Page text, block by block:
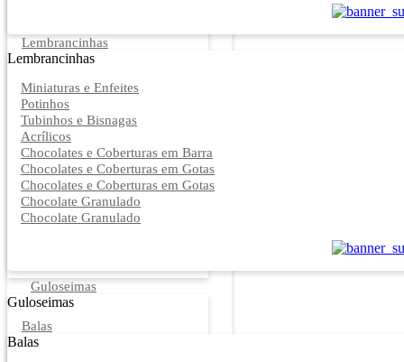
Lembrancinhas
Lembrancinhas
Miniaturas e Enfeites
Potinhos
Tubinhos e Bisnagas
Acrílicos
Chocolates e Coberturas em Barra
Chocolates e Coberturas em Gotas
Chocolates e Coberturas em Gotas
Chocolate Granulado
Chocolate Granulado
Guloseimas
Guloseimas
Balas
Balas